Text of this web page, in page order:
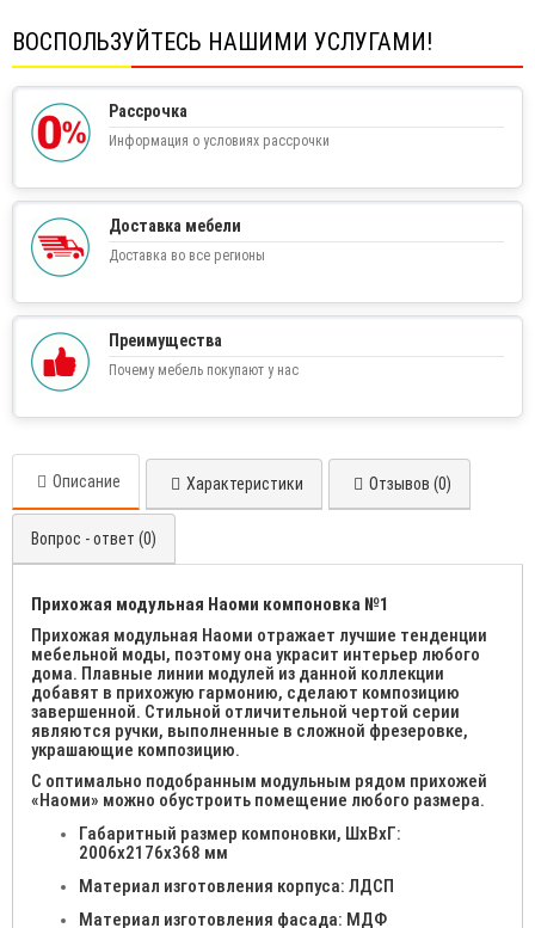
ВОСПОЛЬЗУЙТЕСЬ НАШИМИ УСЛУГАМИ!
Рассрочка
Информация о условиях рассрочки
Доставка мебели
Доставка во все регионы
Преимущества
Почему мебель покупают у нас
Описание Характеристики Отзывов (0)
Вопрос - ответ (0)
Прихожая модульная Наоми компоновка №1
Прихожая модульная Наоми отражает лучшие тенденции
мебельной моды, поэтому она украсит интерьер любого
дома. Плавные линии модулей из данной коллекции
добавят в прихожую гармонию, сделают композицию
завершенной. Стильной отличительной чертой серии
являются ручки, выполненные в сложной фрезеровке,
украшающие композицию.
С оптимально подобранным модульным рядом прихожей
«Наоми» можно обустроить помещение любого размера.
Габаритный размер компоновки, ШхВхГ:
2006х2176х368 мм
Материал изготовления корпуса: ЛДСП
Материал изготовления фасада: МДФ